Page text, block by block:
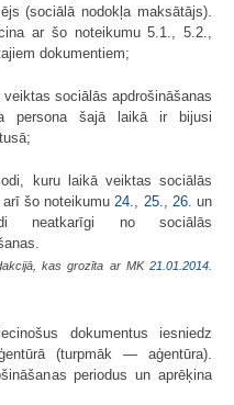
(sociālā nodokļa maksātājs).
ar šo noteikumu 5.1., 5.2.,
dokumentiem;
sociālās apdrošināšanas
persona šajā laikā ir bijusi
kuru laikā veiktas sociālās
šo noteikumu 24. 25. 26.un
neatkarīgi no sociālās
kas grozīta ar MK21.01.2014.
dokumentus iesniedz
(turpmāk — aģentūra).
periodus un aprēķina